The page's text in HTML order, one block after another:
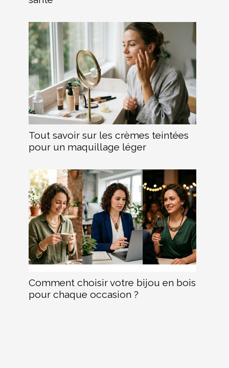
Tout savoir sur les crèmes teintées
pour un maquillage léger
Comment choisir votre bijou en bois
pour chaque occasion ?